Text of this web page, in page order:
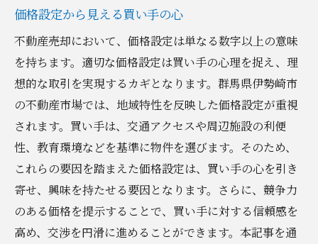
価格設定から見える買い手の心
不動産売却において、価格設定は単なる数字以上の意味
を持ちます。適切な価格設定は買い手の心理を捉え、理
想的な取引を実現するカギとなります。群馬県伊勢崎市
の不動産市場では、地域特性を反映した価格設定が重視
されます。買い手は、交通アクセスや周辺施設の利便
性、教育環境などを基準に物件を選びます。そのため、
これらの要因を踏まえた価格設定は、買い手の心を引き
寄せ、興味を持たせる要因となります。さらに、競争力
のある価格を提示することで、買い手に対する信頼感を
高め、交渉を円滑に進めることができます。本記事を通